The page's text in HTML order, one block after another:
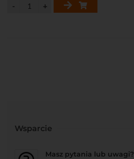
Wsparcie
Masz pytania lub uwagi?